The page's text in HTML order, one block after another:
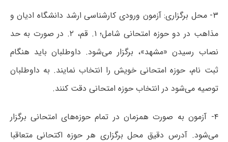
۳- محل برگزاری: آزمون ورودی کارشناسی ارشد دانشگاه ادیان و
مذاهب در دو حوزه امتحانی شامل؛ ۱. قم، ۲. در صورت به حد
نصاب رسیدن «مشهد»، برگزار می‌شود. داوطلبان باید هنگام
ثبت نام، حوزه امتحانی خویش را انتخاب نمایند. به داوطلبان
توصیه می‌شود در انتخاب حوزه امتحانی دقت کنند.
۴- آزمون به صورت همزمان در تمام حوزه‌های امتحانی برگزار
می‌شود. آدرس دقیق محل برگزاری هر حوزه اکتحانی متعاقبا